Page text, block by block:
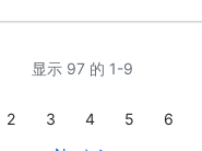
显示 97 的 1-9
2 3 4 5 6